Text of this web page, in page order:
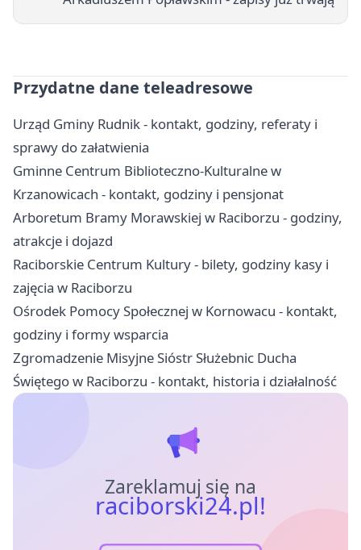
Przydatne dane teleadresowe
Urząd Gminy Rudnik - kontakt, godziny, referaty i
sprawy do załatwienia
Gminne Centrum Biblioteczno-Kulturalne w
Krzanowicach - kontakt, godziny i pensjonat
Arboretum Bramy Morawskiej w Raciborzu - godziny,
atrakcje i dojazd
Raciborskie Centrum Kultury - bilety, godziny kasy i
zajęcia w Raciborzu
Ośrodek Pomocy Społecznej w Kornowacu - kontakt,
godziny i formy wsparcia
Zgromadzenie Misyjne Sióstr Służebnic Ducha
Świętego w Raciborzu - kontakt, historia i działalność
Zareklamuj się na
raciborski24.pl!